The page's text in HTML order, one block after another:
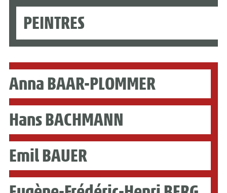
PEINTRES
Anna BAAR-PLOMMER
Hans BACHMANN
Emil BAUER